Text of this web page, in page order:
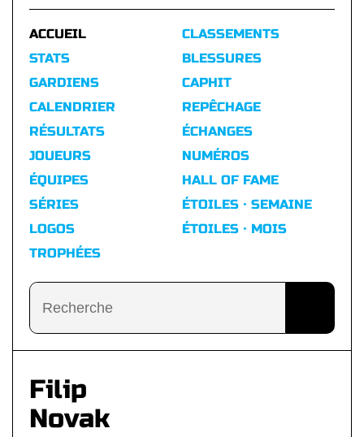
ACCUEIL
STATS
GARDIENS
CALENDRIER
RÉSULTATS
CLASSEMENTS
BLESSURES
CAPHIT
REPÊCHAGE
ÉCHANGES
JOUEURS
ÉQUIPES
SÉRIES
LOGOS
TROPHÉES
NUMÉROS
HALL OF FAME
ÉTOILES · SEMAINE
ÉTOILES · MOIS
Filip
Novak